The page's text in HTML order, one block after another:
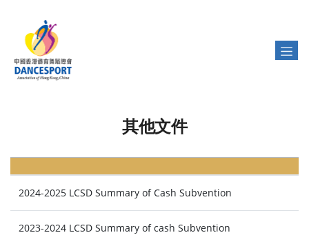
其他文件
2024-2025 LCSD Summary of Cash Subvention
2023-2024 LCSD Summary of cash Subvention